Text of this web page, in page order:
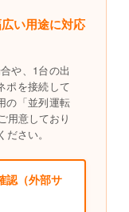
い用途に対応
や、1台の出
ポを接続して
の「並列運転
用意しており
さい。
認（外部サ